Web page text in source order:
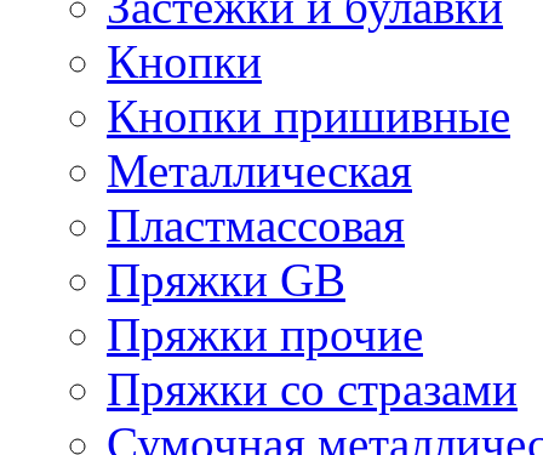
Кнопки
Кнопки пришивные
Металлическая
Пластмассовая
Пряжки GB
Пряжки прочие
Пряжки со стразами
Сумочная